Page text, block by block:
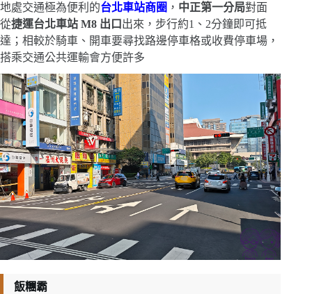
地處交通極為便利的台北車站商圈 ， 中正第一分局對面
從捷運台北車站 M8 出口 出來，步行約1、2分鐘即可抵
達；相較於騎車、開車要尋找路邊停車格或收費停車場，
搭乘交通公共運輸會方便許多
飯糰霸